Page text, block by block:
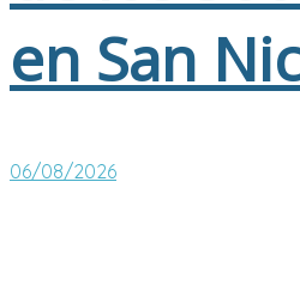
en San
06/08/2026